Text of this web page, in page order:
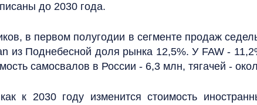
до 2030 года.
в первом полугодии в сегменте продаж
из Поднебесной доля рынка 12,5%. У FAW -
самосвалов в России - 6,3 млн, тягачей -
к 2030 году изменится стоимость